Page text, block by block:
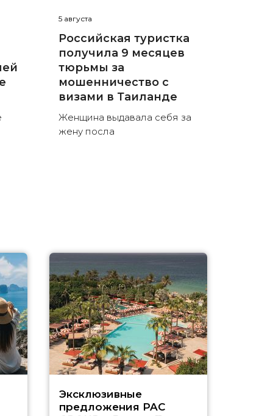
5 августа
Российская туристка
получила 9 месяцев
тюрьмы за
мошенничество с
визами в Таиланде
Женщина выдавала себя за
жену посла
Эксклюзивные
предложения PAC